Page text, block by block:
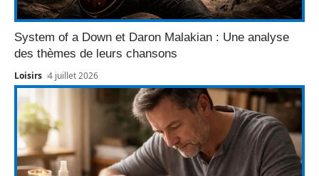
System of a Down et Daron Malakian : Une analyse
des thèmes de leurs chansons
Loisirs 4 juillet 2026